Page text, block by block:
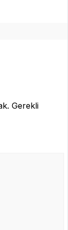
Gerekli